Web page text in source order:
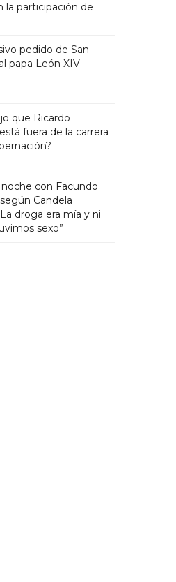
la participación de
pedido de San
papa León XIV
que Ricardo
fuera de la carrera
con Facundo
Candela
droga era mía y ni
sexo”